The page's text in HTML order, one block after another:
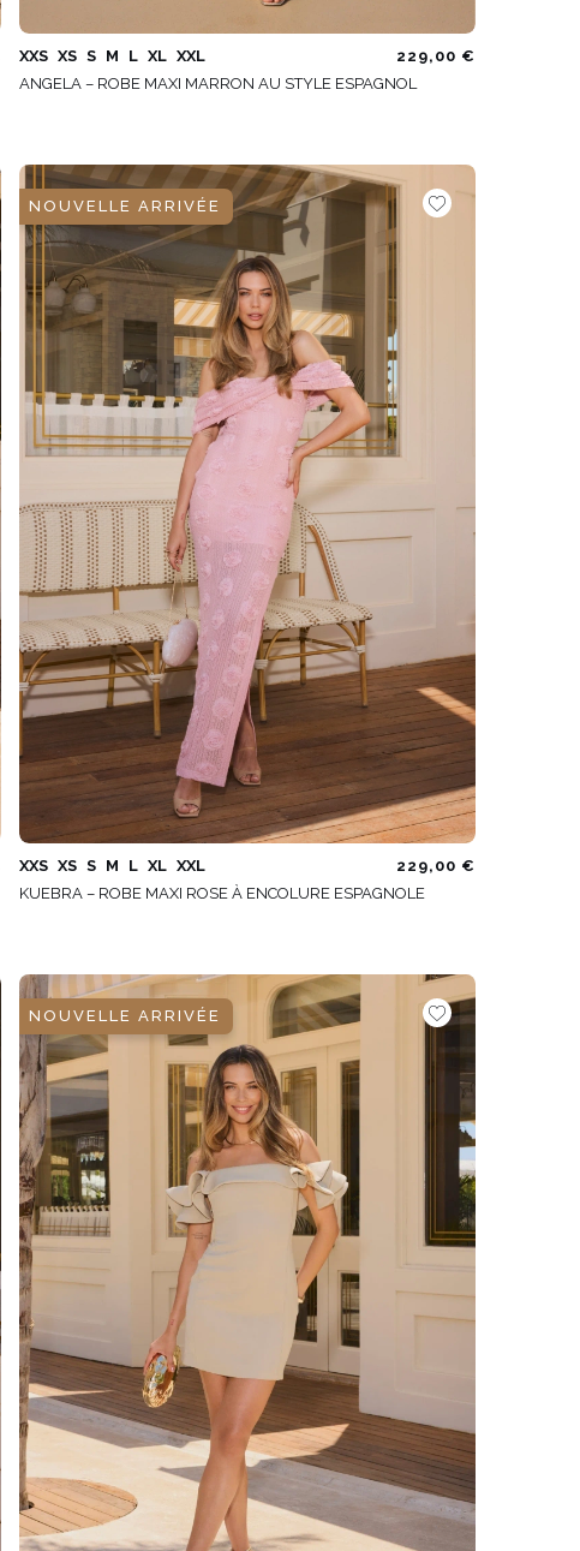
XXS XS S M L XL XXL
229,00 €
ANGELA – ROBE MAXI MARRON AU STYLE ESPAGNOL
NOUVELLE ARRIVÉE
XXS XS S M L XL XXL
229,00 €
KUEBRA – ROBE MAXI ROSE À ENCOLURE ESPAGNOLE
NOUVELLE ARRIVÉE